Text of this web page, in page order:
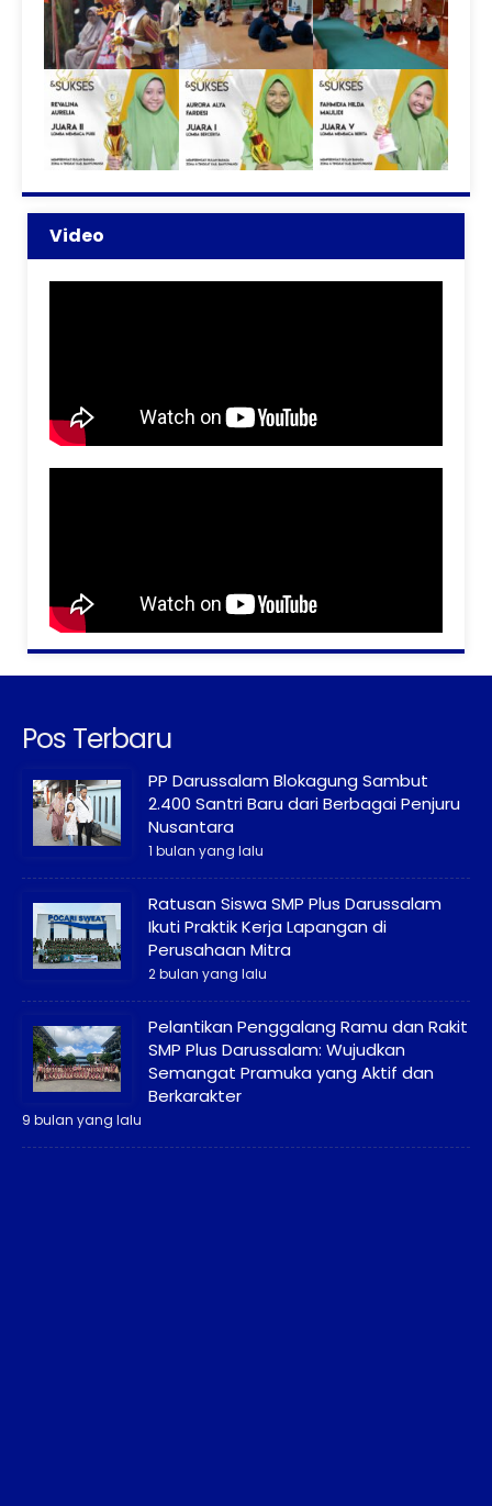
Video
Pos Terbaru
PP Darussalam Blokagung Sambut
2.400 Santri Baru dari Berbagai Penjuru
Nusantara
1 bulan yang lalu
Ratusan Siswa SMP Plus Darussalam
Ikuti Praktik Kerja Lapangan di
Perusahaan Mitra
2 bulan yang lalu
Pelantikan Penggalang Ramu dan Rakit
SMP Plus Darussalam: Wujudkan
Semangat Pramuka yang Aktif dan
Berkarakter
9 bulan yang lalu